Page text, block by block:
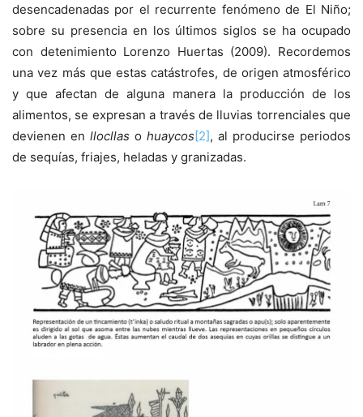
desencadenadas por el recurrente fenómeno de El Niño;
sobre su presencia en los últimos siglos se ha ocupado
con detenimiento Lorenzo Huertas (2009). Recordemos
una vez más que estas catástrofes, de origen atmosférico
y que afectan de alguna manera la producción de los
alimentos, se expresan a través de lluvias torrenciales que
devienen en llocllas o huaycos[2], al producirse periodos
de sequías, friajes, heladas y granizadas.